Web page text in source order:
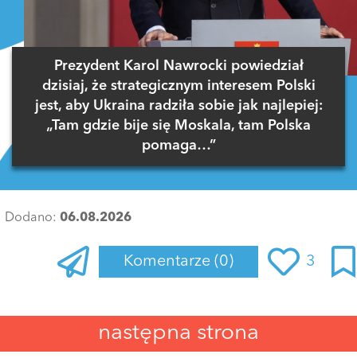
Prezydent Karol Nawrocki powiedział
dzisiaj, że strategicznym interesem Polski
jest, aby Ukraina radziła sobie jak najlepiej:
„Tam gdzie bije się Moskala, tam Polska
pomaga…”
Dodano: 06.08.2026
Komentarze (0) 3
następna strona